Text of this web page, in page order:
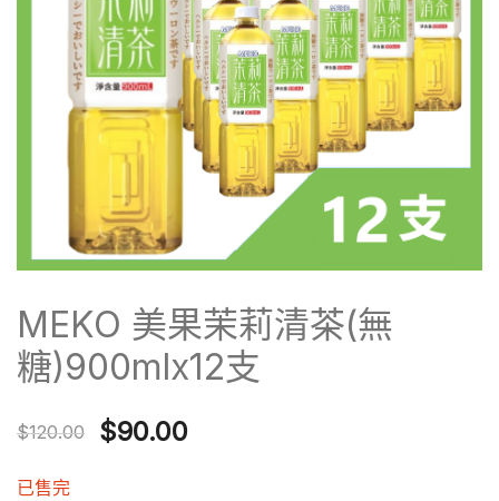
MEKO 美果茉莉清茶(無
糖)900mlx12支
$120.00
Original
$90.00
已售完